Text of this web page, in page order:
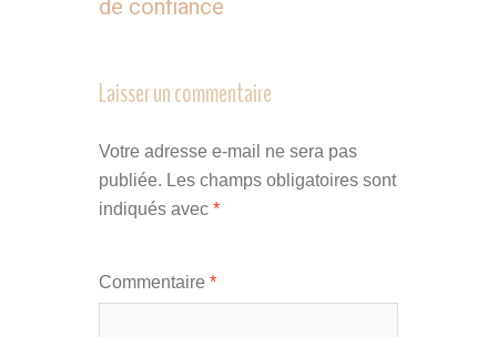
de confiance
Laisser un commentaire
Votre adresse e-mail ne sera pas
publiée. Les champs obligatoires sont
indiqués avec *
Commentaire *